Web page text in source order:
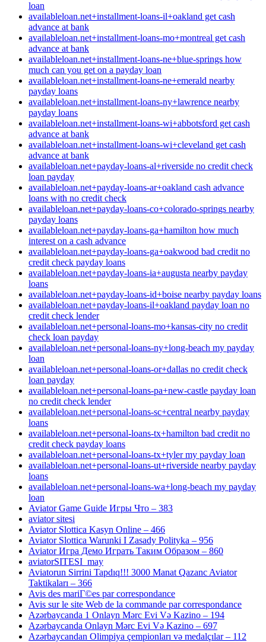
loan
availableloan.net+installment-loans-il+oakland get cash
advance at bank
availableloan.net+installment-loans-mo+montreal get cash
advance at bank
availableloan.net+installment-loans-ne+blue-springs how
much can you get on a payday loan
availableloan.net+installment-loans-ne+emerald nearby
payday loans
availableloan.net+installment-loans-ny+lawrence nearby
payday loans
availableloan.net+installment-loans-wi+abbotsford get cash
advance at bank
availableloan.net+installment-loans-wi+cleveland get cash
advance at bank
availableloan.net+payday-loans-al+riverside no credit check
loan payday
availableloan.net+payday-loans-ar+oakland cash advance
loans with no credit check
availableloan.net+payday-loans-co+colorado-springs nearby
payday loans
availableloan.net+payday-loans-ga+hamilton how much
interest on a cash advance
availableloan.net+payday-loans-ga+oakwood bad credit no
credit check payday loans
availableloan.net+payday-loans-ia+augusta nearby payday
loans
availableloan.net+payday-loans-id+boise nearby payday loans
availableloan.net+payday-loans-il+oakland payday loan no
credit check lender
availableloan.net+personal-loans-mo+kansas-city no credit
check loan payday
availableloan.net+personal-loans-ny+long-beach my payday
loan
availableloan.net+personal-loans-or+dallas no credit check
loan payday
availableloan.net+personal-loans-pa+new-castle payday loan
no credit check lender
availableloan.net+personal-loans-sc+central nearby payday
loans
availableloan.net+personal-loans-tx+hamilton bad credit no
credit check payday loans
availableloan.net+personal-loans-tx+tyler my payday loan
availableloan.net+personal-loans-ut+riverside nearby payday
loans
availableloan.net+personal-loans-wa+long-beach my payday
loan
Aviator Game Guide Игры Что – 383
aviator sitesi
Aviator Slottica Kasyn Online – 466
Aviator Slottica Warunki I Zasady Polityka – 956
Aviator Игра Демо Играть Таким Образом – 860
aviatorSITESI_may
Aviatorun Sirrini Tapdıq!!! 3000 Manat Qazanc Aviator
Taktikaları – 366
Avis des mariГ©es par correspondance
Avis sur le site Web de la commande par correspondance
Azərbaycanda 1 Onlayn Mərc Evi Və Kazino – 194
Azərbaycanda Onlayn Mərc Evi Və Kazino – 697
Azərbaycandan Olimpiya çempionları və medalçılar – 112